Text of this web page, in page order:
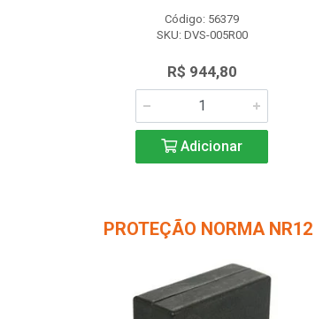
Código: 56379
SKU: DVS-005R00
R$ 944,80
Adicionar
PROTEÇÃO NORMA NR12